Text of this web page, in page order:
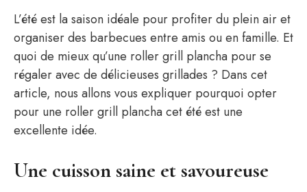
L’été est la saison idéale pour profiter du plein air et
organiser des barbecues entre amis ou en famille. Et
quoi de mieux qu’une roller grill plancha pour se
régaler avec de délicieuses grillades ? Dans cet
article, nous allons vous expliquer pourquoi opter
pour une roller grill plancha cet été est une
excellente idée.
Une cuisson saine et savoureuse